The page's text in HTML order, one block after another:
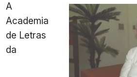
A
Academia
de Letras
da